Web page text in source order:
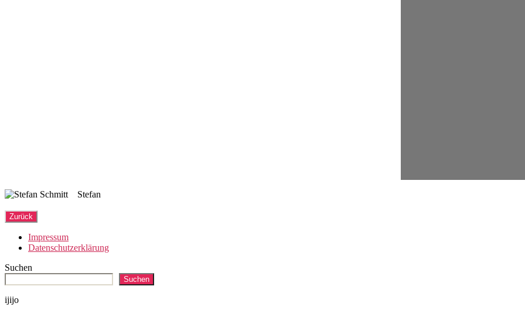
Stefan
Impressum
Datenschutzerklärung
Suchen
Suchen
ijijo